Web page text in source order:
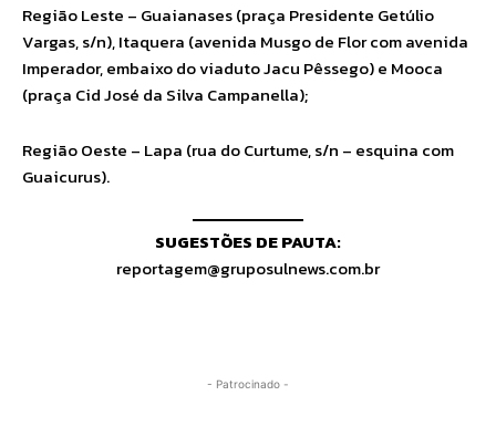
Região Leste – Guaianases (praça Presidente Getúlio
Vargas, s/n), Itaquera (avenida Musgo de Flor com avenida
Imperador, embaixo do viaduto Jacu Pêssego) e Mooca
(praça Cid José da Silva Campanella);
Região Oeste – Lapa (rua do Curtume, s/n – esquina com
Guaicurus).
SUGESTÕES DE PAUTA:
reportagem@gruposulnews.com.br
- Patrocinado -